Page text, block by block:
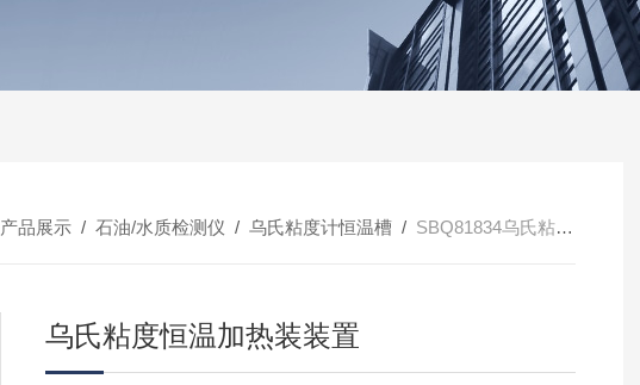
产品展示/ 石油/水质检测仪 / 乌氏粘度计恒温槽/ SBQ81834乌氏粘度恒温加热装装置
乌氏粘度恒温加热装装置